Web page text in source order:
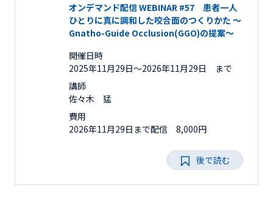
オンデマンド配信 WEBINAR #57 患者一人
ひとりに真に調和した咬合面のつくりかた ～
Gnatho-Guide Occlusion(GGO)の提案～
開催日時
2025年11月29日〜2026年11月29日 まで
講師
佐々木 猛
費用
2026年11月29日まで配信 8,000円
後で読む